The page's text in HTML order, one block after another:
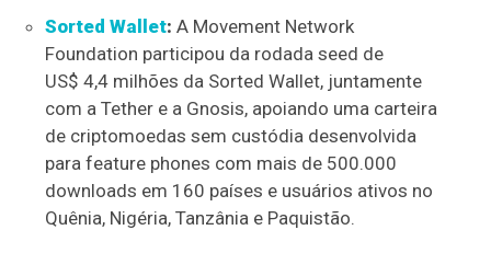
Sorted Wallet: A Movement Network
Foundation participou da rodada seed de
US$ 4,4 milhões da Sorted Wallet, juntamente
com a Tether e a Gnosis, apoiando uma carteira
de criptomoedas sem custódia desenvolvida
para feature phones com mais de 500.000
downloads em 160 países e usuários ativos no
Quênia, Nigéria, Tanzânia e Paquistão.